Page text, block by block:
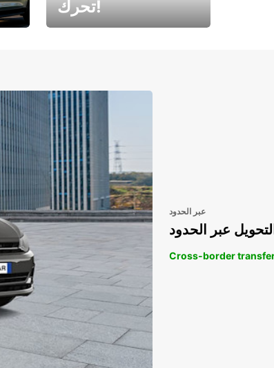
تحرك!
عبر الحدود
عبر الحدود
Cross-border